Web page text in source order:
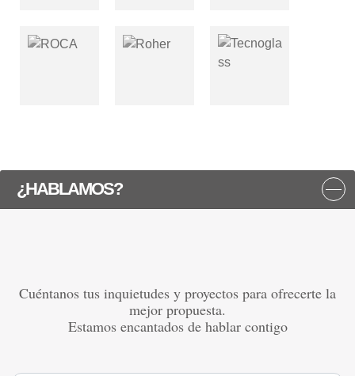
¿HABLAMOS?
Cuéntanos tus inquietudes y proyectos para ofrecerte la
mejor propuesta.
Estamos encantados de hablar contigo